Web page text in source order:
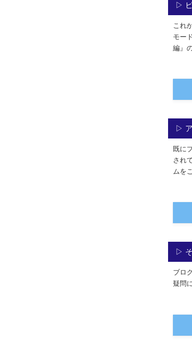
▷
これ
モー
編』
▷
既に
され
ムを
▷
ブロ
疑問